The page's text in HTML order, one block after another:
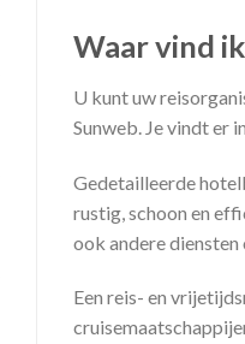
Waar vind
U kunt uw
Sunweb. Je vindt er
Gedetailleerde
rustig, schoon en
ook andere
Een reis- en